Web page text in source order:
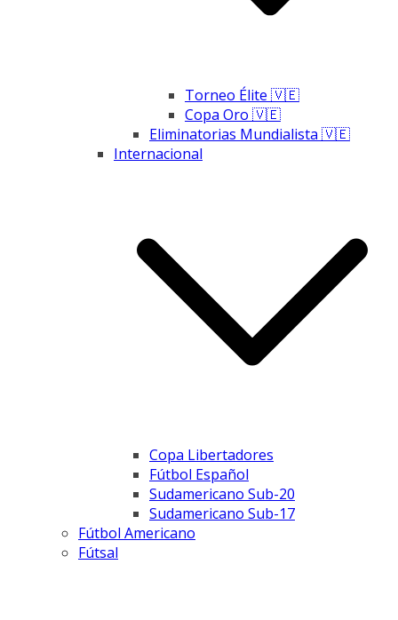
Torneo Élite 🇻🇪
Copa Oro 🇻🇪
Eliminatorias Mundialista 🇻🇪
Internacional
Copa Libertadores
Fútbol Español
Sudamericano Sub-20
Sudamericano Sub-17
Fútbol Americano
Fútsal